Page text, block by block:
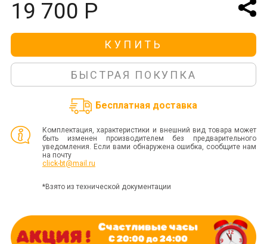
19 700 Р
КУПИТЬ
БЫСТРАЯ ПОКУПКА
Бесплатная доставка
Комплектация, характеристики и внешний вид товара может
быть изменен производителем без предварительного
уведомления. Если вами обнаружена ошибка, сообщите нам
на почту
click-bt@mail.ru
*Взято из технической документации